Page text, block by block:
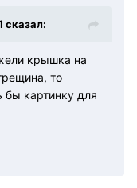
сказал:
крышка на
то
бы картинку для